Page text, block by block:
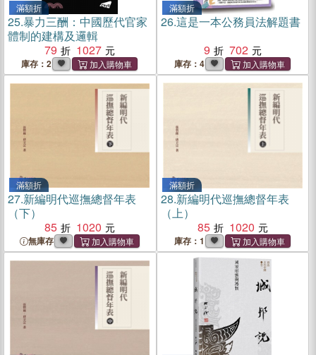
滿額折
25.暴力三酬：中國歷代官家
體制的建構及邏輯
79
1027
庫存：2
滿額折
26.這是一本公務員法解題書
9
702
庫存：4
滿額折
27.新編明代巡撫總督年表
（下）
85
1020
無庫存
滿額折
28.新編明代巡撫總督年表
（上）
85
1020
庫存：1